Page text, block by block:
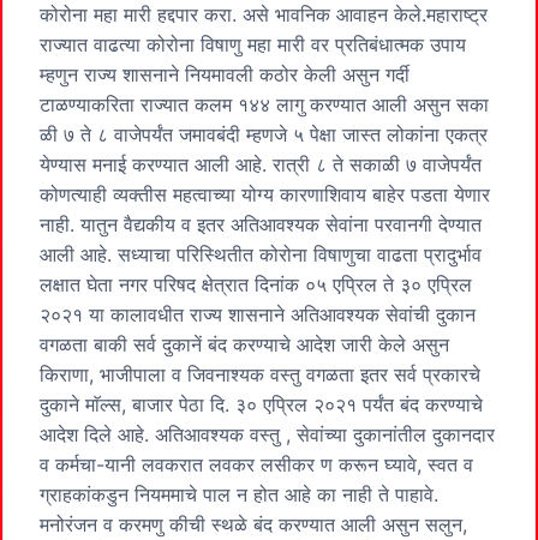
कोरोना महा मारी हद्दपार करा. असे भावनिक आवाहन केले.महाराष्ट्र
राज्यात वाढत्या कोरोना विषाणु महा मारी वर प्रतिबंधात्मक उपाय
म्हणुन राज्य शासनाने नियमावली कठोर केली असुन गर्दी
टाळण्याकरिता राज्यात कलम १४४ लागु करण्यात आली असुन सका
ळी ७ ते ८ वाजेपर्यंत जमावबंदी म्हणजे ५ पेक्षा जास्त लोकांना एकत्र
येण्यास मनाई करण्यात आली आहे. रात्री ८ ते सकाळी ७ वाजेपर्यंत
कोणत्याही व्यक्तीस महत्वाच्या योग्य कारणाशिवाय बाहेर पडता येणार
नाही. यातुन वैद्यकीय व इतर अतिआवश्यक सेवांना परवानगी देण्यात
आली आहे. सध्याचा परिस्थितीत कोरोना विषाणुचा वाढता प्रादुर्भाव
लक्षात घेता नगर परिषद क्षेत्रात दिनांक ०५ एप्रिल ते ३० एप्रिल
२०२१ या कालावधीत राज्य शासनाने अतिआवश्यक सेवांची दुकान
वगळता बाकी सर्व दुकानें बंद करण्याचे आदेश जारी केले असुन
किराणा, भाजीपाला व जिवनाश्यक वस्तु वगळता इतर सर्व प्रकारचे
दुकाने माॅल्स, बाजार पेठा दि. ३० एप्रिल २०२१ पर्यंत बंद करण्याचे
आदेश दिले आहे. अतिआवश्यक वस्तु , सेवांच्या दुकानांतील दुकानदार
व कर्मचा-यानी लवकरात लवकर लसीकर ण करून घ्यावे, स्वत व
ग्राहकांकडुन नियममाचे पाल न होत आहे का नाही ते पाहावे.
मनोरंजन व करमणु कीची स्थळे बंद करण्यात आली असुन सलुन,